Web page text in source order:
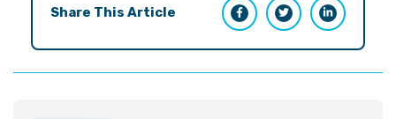
Share This Article